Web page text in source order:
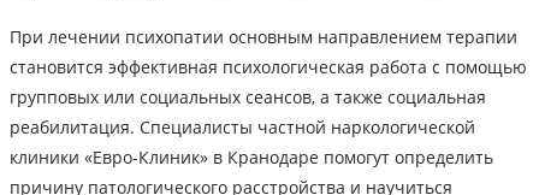
При лечении психопатии основным направлением терапии
становится эффективная психологическая работа с помощью
групповых или социальных сеансов, а также социальная
реабилитация. Специалисты частной наркологической
клиники «Евро-Клиник» в Кранодаре помогут определить
причину патологического расстройства и научиться